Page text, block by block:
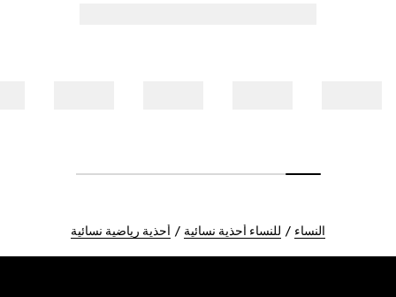
النساء للنساء أحذية نسائية أحذية رياضية نسائية